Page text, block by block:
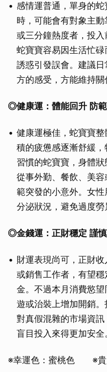
感情運普通，單身的
時，可能會有對象主
或三分鐘熱度者，投
蛇寶寶容易因生活忙
誘惑引發誤會。建議
方的感受，方能維持關
◎健康運：體能回升 防
健康運極佳，蛇寶寶
積的疲憊感逐漸舒緩
習慣的蛇寶寶，身體狀
從事外勤、餐飲、美
範突發的小意外。女
分泌狀況，避免過度勞
◎金錢運：正財穩定 謹
財運表現尚可，正財
或銷售工作者，有望
金。不過本月消費慾
遊或治裝上增加開銷
對真假混雜的市場資
盲目投入來得更加安全
※幸運色：蜜桃色 ※貴